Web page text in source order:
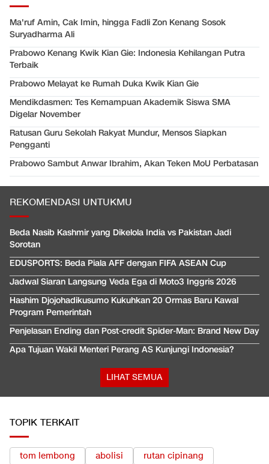
Ma'ruf Amin, Cak Imin, hingga Fadli Zon Kenang Sosok
Suryadharma Ali
Prabowo Kenang Kwik Kian Gie: Indonesia Kehilangan Putra
Terbaik
Prabowo Melayat ke Rumah Duka Kwik Kian Gie
Mendikdasmen: Tes Kemampuan Akademik Siswa SMA
Digelar November
Ratusan Guru Sekolah Rakyat Mundur, Mensos Siapkan
Pengganti
Prabowo Sambut Anwar Ibrahim, Akan Teken MoU Perbatasan
REKOMENDASI UNTUKMU
Beda Nasib Kashmir yang Dikelola India vs Pakistan Jadi
Sorotan
EDUSPORTS: Beda Piala AFF dengan FIFA ASEAN Cup
Jadwal Siaran Langsung Veda Ega di Moto3 Inggris 2026
Hashim Djojohadikusumo Kukuhkan 20 Ormas Baru Kawal
Program Pemerintah
Penjelasan Ending dan Post-credit Spider-Man: Brand New Day
Apa Tujuan Wakil Menteri Perang AS Kunjungi Indonesia?
LIHAT SEMUA
TOPIK TERKAIT
tom lembong abolisi
rutan cipinang